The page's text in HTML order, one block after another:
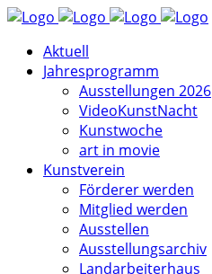
Aktuell
Jahresprogramm
Ausstellungen 2026
VideoKunstNacht
Kunstwoche
art in movie
Kunstverein
Förderer werden
Mitglied werden
Ausstellen
Ausstellungsarchiv
Landarbeiterhaus